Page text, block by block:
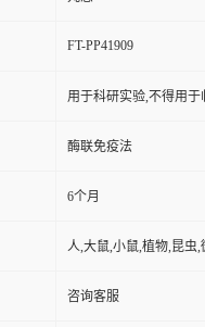
FT-PP41909
用于科研实验,不得用于
酶联免疫法
6个月
人,大鼠,小鼠,植物,昆虫,
咨询客服